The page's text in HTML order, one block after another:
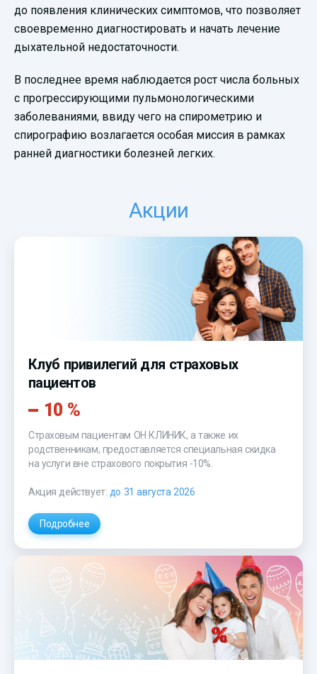
до появления клинических симптомов, что позволяет
своевременно диагностировать и начать лечение
дыхательной недостаточности.
В последнее время наблюдается рост числа больных
с прогрессирующими пульмонологическими
заболеваниями, ввиду чего на спирометрию и
спирографию возлагается особая миссия в рамках
ранней диагностики болезней легких.
Акции
Клуб привилегий для страховых
пациентов
10 %
Страховым пациентам ОН КЛИНИК, а также их
родственникам, предоставляется специальная скидка
на услуги вне страхового покрытия -10%.
Акция действует: до 31 августа 2026
Подробнее